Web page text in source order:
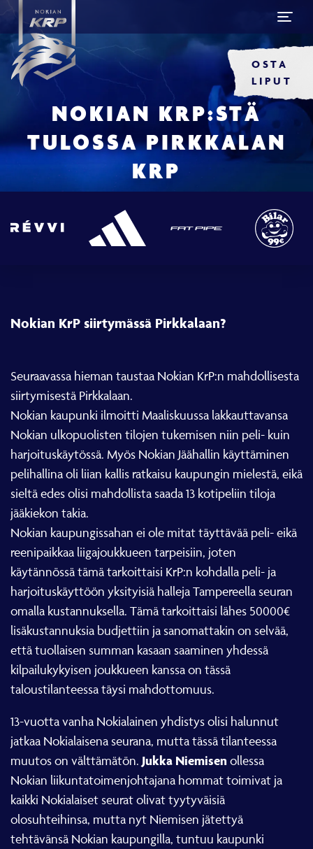
OSTA
LIPUT
NOKIAN KRP:STÄ
TULOSSA PIRKKALAN
KRP
Nokian KrP siirtymässä Pirkkalaan?
Seuraavassa hieman taustaa Nokian KrP:n mahdollisesta
siirtymisestä Pirkkalaan.
Nokian kaupunki ilmoitti Maaliskuussa lakkauttavansa
Nokian ulkopuolisten tilojen tukemisen niin peli- kuin
harjoituskäytössä. Myös Nokian Jäähallin käyttäminen
pelihallina oli liian kallis ratkaisu kaupungin mielestä, eikä
sieltä edes olisi mahdollista saada 13 kotipeliin tiloja
jääkiekon takia.
Nokian kaupungissahan ei ole mitat täyttävää peli- eikä
reenipaikkaa liigajoukkueen tarpeisiin, joten
käytännössä tämä tarkoittaisi KrP:n kohdalla peli- ja
harjoituskäyttöön yksityisiä halleja Tampereella seuran
omalla kustannuksella. Tämä tarkoittaisi lähes 50000€
lisäkustannuksia budjettiin ja sanomattakin on selvää,
että tuollaisen summan kasaan saaminen yhdessä
kilpailukykyisen joukkueen kanssa on tässä
taloustilanteessa täysi mahdottomuus.
13-vuotta vanha Nokialainen yhdistys olisi halunnut
jatkaa Nokialaisena seurana, mutta tässä tilanteessa
muutos on välttämätön. Jukka Niemisen ollessa
Nokian liikuntatoimenjohtajana hommat toimivat ja
kaikki Nokialaiset seurat olivat tyytyväisiä
olosuhteihinsa, mutta nyt Niemisen jätettyä
tehtävänsä Nokian kaupungilla, tuntuu kaupunki